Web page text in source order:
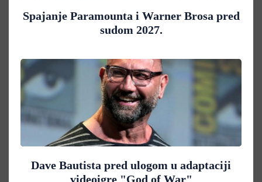
Spajanje Paramounta i Warner Brosa pred
sudom 2027.
Dave Bautista pred ulogom u adaptaciji
videoigre "God of War"